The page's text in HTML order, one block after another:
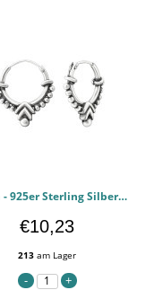
12mm - 925er Sterling Silber Bali Hoops PCJW37303
€10,23
213 am Lager